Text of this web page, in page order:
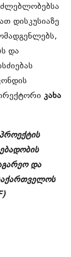
დისკუსიაზე
და
კახა
და